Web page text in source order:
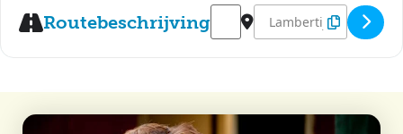
Routebeschrijving
Address - Jubilarisreceptie
Destination Address -